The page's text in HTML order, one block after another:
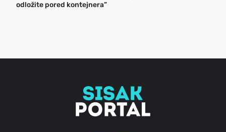
odložite pored kontejnera”